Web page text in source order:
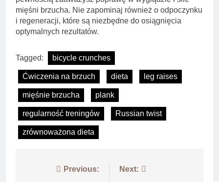
mięśni brzucha. Nie zapominaj również o odpoczynku
i regeneracji, które są niezbędne do osiągnięcia
optymalnych rezultatów.
Tagged: bicycle crunches
Ćwiczenia na brzuch dieta leg raises
mięśnie brzucha plank
regularność treningów Russian twist
zrównoważona dieta
NawigacjaPrevious: Next: